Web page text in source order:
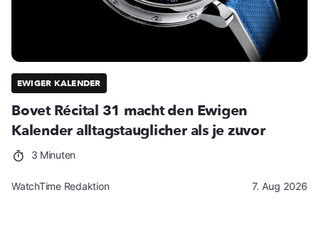
EWIGER KALENDER
Bovet Récital 31 macht den Ewigen
Kalender alltagstauglicher als je zuvor
3 Minuten
WatchTime Redaktion 7. Aug 2026